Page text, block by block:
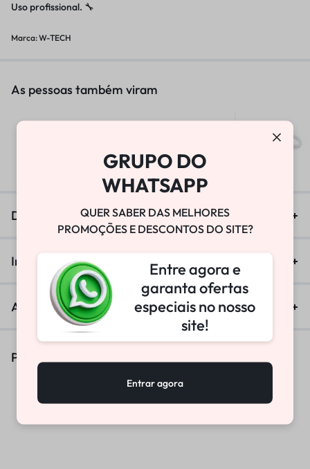
Uso profissional. 🔧
Marca:W-TECH
As pessoas também viram
25.800,00
Descrição
Informação adicional
Avaliações (0)
Produtos Similares
GRUPO DO
WHATSAPP
QUER SABER DAS MELHORES
PROMOÇÕES E DESCONTOS DO SITE?
Entre agora e
garanta ofertas
especiais no nosso
site!
Entrar agora